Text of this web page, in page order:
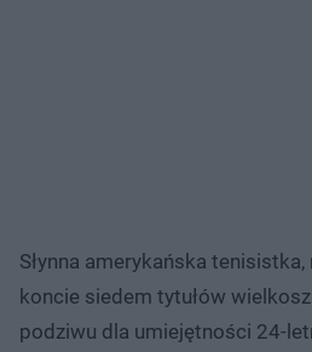
Słynna amerykańska
koncie siedem tytułów
podziwu dla umiejętności 24-